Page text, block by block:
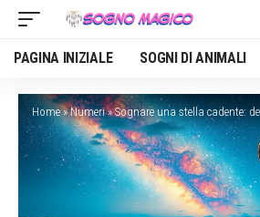
PAGINA INIZIALE SOGNI DI ANIMALI
Home»Numeri»Sognare una stella cadente: